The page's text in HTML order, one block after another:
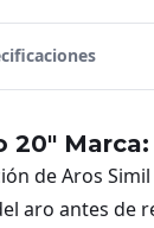
20″
de Aros
aro antes de